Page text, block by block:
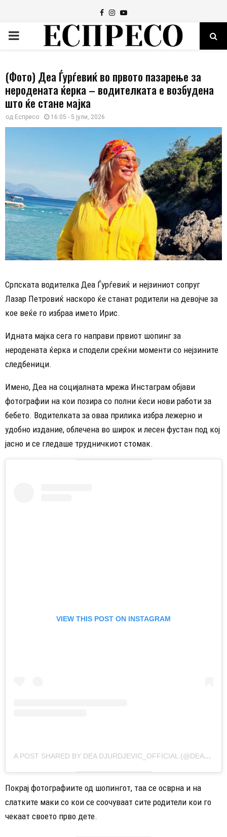
Facebook
Instagram
Youtube
PRIMARY
(Фото) Деа Ѓурѓевиќ во првото пазарење за
неродената ќерка – водителката е возбудена
што ќе стане мајка
од Еспресо 16:05 - 5 јули, 2026
Српската водителка Деа Ѓурѓевиќ и нејзиниот сопруг
Лазар Петровиќ наскоро ќе станат родители на девојче за
кое веќе го избраа името Ирис.
Идната мајка сега го направи првиот шопинг за
неродената ќерка и сподели среќни моменти со нејзините
следбеници.
Имено, Деа на социјалната мрежа Инстаграм објави
фотографии на кои позира со полни ќеси нови работи за
бебето. Водителката за оваа прилика избра лежерно и
удобно издание, облечена во широк и лесен фустан под кој
јасно и се гледаше трудничкиот стомак.
VIEW THIS POST ON INSTAGRAM
A POST SHARED BY DEA DJURDJEVIC_OFFICIAL (@DEADJURDJEVIC_OFFICIAL)
Покрај фотографиите од шопингот, таа се осврна и на
слатките маки со кои се соочуваат сите родители кои го
чекаат своето прво дете.